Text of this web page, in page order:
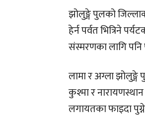
झोलुङ्गे पुलको
हेर्न पर्वत भित्रिने
संस्मरणका लागि
लामा र अग्ला झोलुङ्गे
कुश्मा र
लगायतका फाइदा